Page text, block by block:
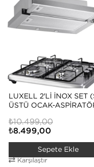
LUXELL 2'Lİ İNOX SET (SET
ÜSTÜ OCAK-
₺8.499,00
₺10.499,00
Sepete Ekle
Karşılaştır